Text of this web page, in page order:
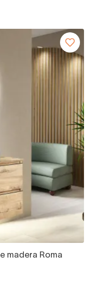
madera Roma